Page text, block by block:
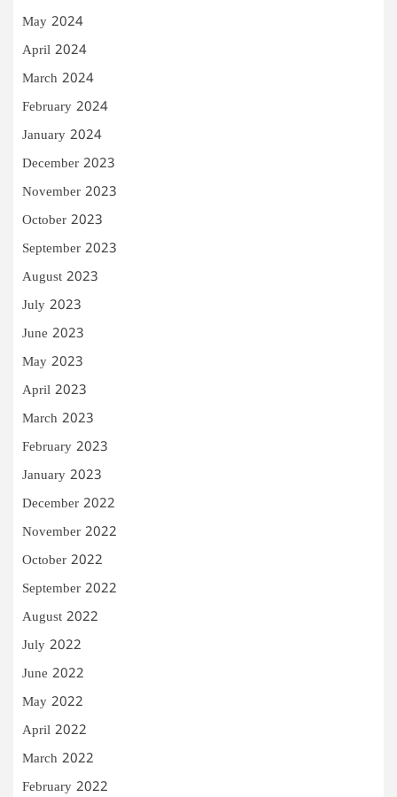
May 2024
April 2024
March 2024
February 2024
January 2024
December 2023
November 2023
October 2023
September 2023
August 2023
July 2023
June 2023
May 2023
April 2023
March 2023
February 2023
January 2023
December 2022
November 2022
October 2022
September 2022
August 2022
July 2022
June 2022
May 2022
April 2022
March 2022
February 2022